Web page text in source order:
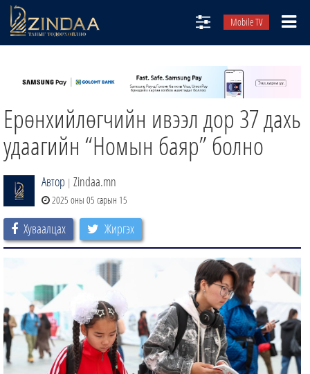
Mobile TV
ТВ8
ӨГЛӨӨНИЙ СОНИН
АУДИО ЗОХИОЛ
ЗИНДАА СЭТГҮҮЛ
Ерөнхийлөгчийн ивээл дор 37 дахь
удаагийн “Номын баяр” болно
Автор | Zindaa.mn
2025 оны 05 сарын 15
Хуваалцах Жиргэх